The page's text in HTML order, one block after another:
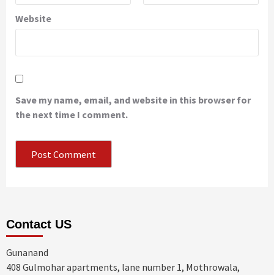
Website
Save my name, email, and website in this browser for
the next time I comment.
Contact US
Gunanand
408 Gulmohar apartments, lane number 1, Mothrowala,